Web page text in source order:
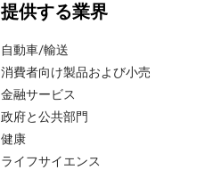
提供する業界
自動車/輸送
消費者向け製品および小売
金融サービス
政府と公共部門
健康
ライフサイエンス